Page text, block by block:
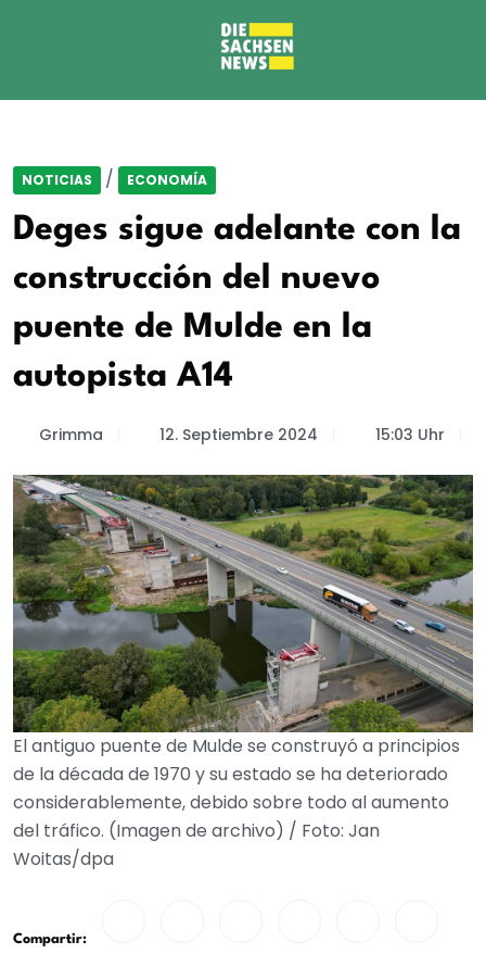
NOTICIAS / ECONOMÍA
Deges sigue adelante con la
construcción del nuevo
puente de Mulde en la
autopista A14
Grimma 12. Septiembre 2024 15:03 Uhr
El antiguo puente de Mulde se construyó a principios
de la década de 1970 y su estado se ha deteriorado
considerablemente, debido sobre todo al aumento
del tráfico. (Imagen de archivo) / Foto: Jan
Woitas/dpa
Compartir: